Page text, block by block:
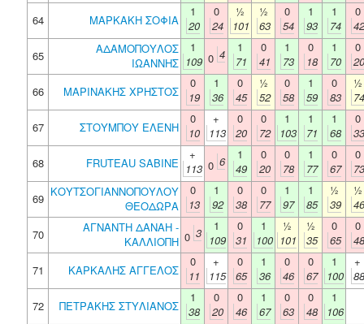
64
ΜΑΡΚΑΚΗ ΣΟΦΙΑ
1
20
0
24
½
101
½
63
0
54
1
93
1
74
0
42
65
ΑΔΑΜΟΠΟΥΛΟΣ
ΙΩΑΝΝΗΣ
1
109 0 4
1
71
0
41
1
73
0
18
1
70
0
20
66
ΜΑΡΙΝΑΚΗΣ ΧΡΗΣΤΟΣ
0
19
1
36
0
45
½
52
0
58
1
59
0
83
½
74
67
ΣΤΟΥΜΠΟΥ ΕΛΕΝΗ
0
10
+
113
0
20
0
72
1
103
1
71
1
68
0
33
68
FRUTEAU SABINE
+
113 0 6
1
49
0
20
0
78
1
77
0
67
0
73
69 ΚΟΥΤΣΟΓΙΑΝΝΟΠΟΥΛΟΥ
ΘΕΟΔΩΡΑ
0
13
1
92
0
38
0
77
1
97
1
85
½
39
½
46
70
ΑΓΝΑΝΤΗ ΔΑΝΑΗ -
ΚΑΛΛΙΟΠΗ 0 3
1
109
0
31
1
100
½
101
½
35
0
65
0
48
71
ΚΑΡΚΑΛΗΣ ΑΓΓΕΛΟΣ
0
11
+
115
0
65
1
36
0
46
0
67
1
100
+
88
72
ΠΕΤΡΑΚΗΣ ΣΤΥΛΙΑΝΟΣ
1
38
0
20
0
46
1
67
0
63
0
48
1
106